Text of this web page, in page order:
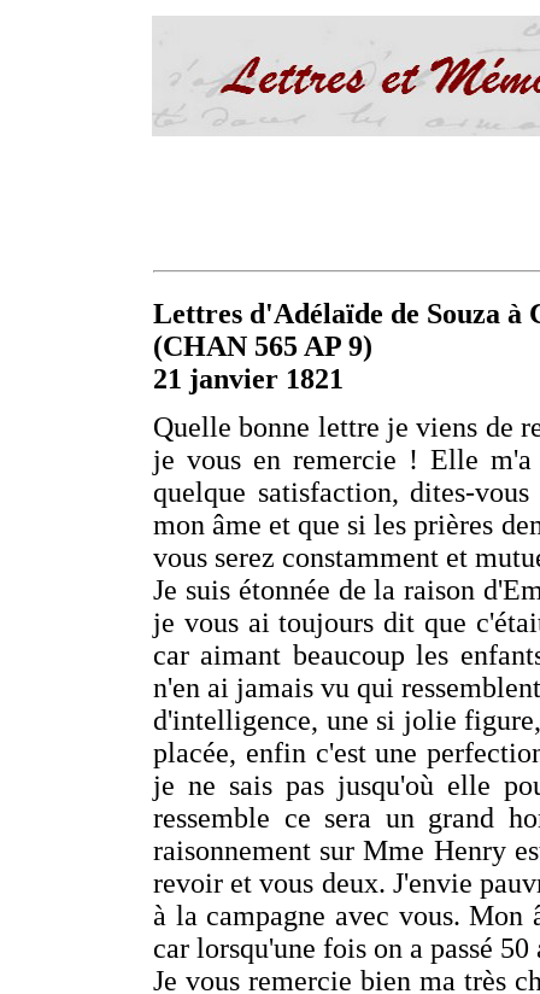
Lettres d'Adélaïde de Souza à
(CHAN 565 AP 9)
21 janvier 1821
Quelle bonne lettre je viens de
je vous en remercie ! Elle
quelque satisfaction, dites-
mon âme et que si les prières
vous serez constamment et
Je suis étonnée de la raison
je vous ai toujours dit que
car aimant beaucoup les
n'en ai jamais vu qui
d'intelligence, une si jolie
placée, enfin c'est une
je ne sais pas jusqu'où elle
ressemble ce sera un grand
raisonnement sur Mme Henry
revoir et vous deux. J'envie
à la campagne avec vous. Mon
car lorsqu'une fois on a passé
Je vous remercie bien ma très